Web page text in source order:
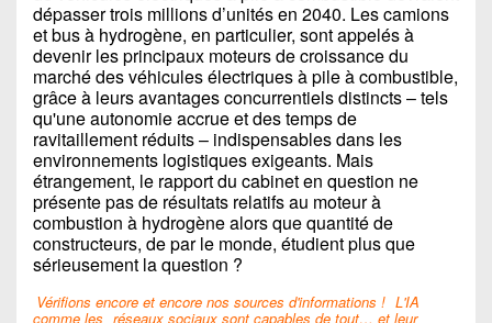
dépasser trois millions d’unités en 2040. Les camions
et bus à hydrogène, en particulier, sont appelés à
devenir les principaux moteurs de croissance du
marché des véhicules électriques à pile à combustible,
grâce à leurs avantages concurrentiels distincts – tels
qu'une autonomie accrue et des temps de
ravitaillement réduits – indispensables dans les
environnements logistiques exigeants. Mais
étrangement, le rapport du cabinet en question ne
présente pas de résultats relatifs au moteur à
combustion à hydrogène alors que quantité de
constructeurs, de par le monde, étudient plus que
sérieusement la question ?
Vérifions encore et encore nos sources d'informations ! L'IA
comme les réseaux sociaux sont capables de tout… et leur